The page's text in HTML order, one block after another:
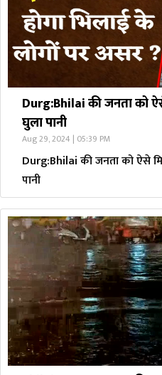
Durg:Bhilai की जनता को
घुला पानी
Aug 29, 2024 | 05:39 PM
Durg:Bhilai की जनता को ऐसे
पानी